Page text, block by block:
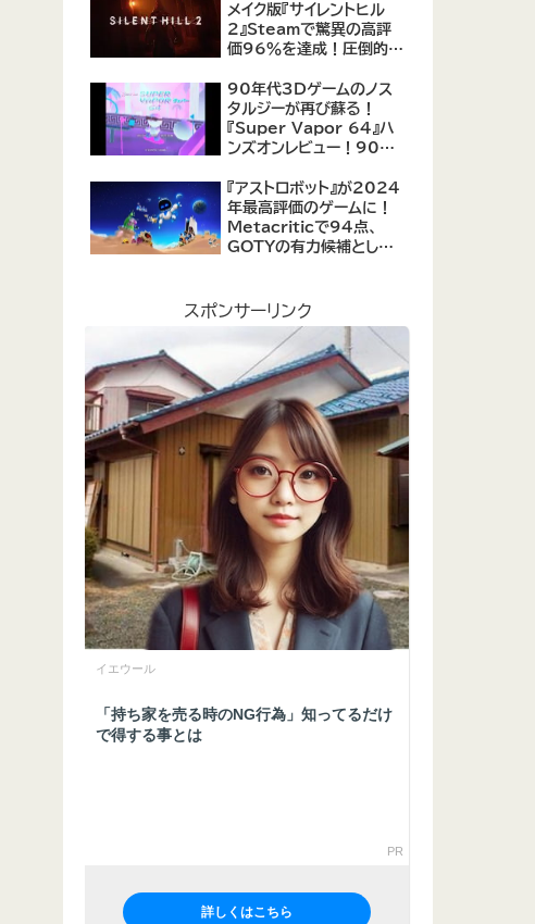
評、戦闘システムは賛否あ
り
メイク版『サイレントヒル
2』Steamで驚異の高評
価96％を達成！圧倒的な
の復活
90年代3Dゲームのノス
タルジーが再び蘇る！
『Super Vapor 64』ハ
ンズオンレビュー！90年
再現したノスタルジックア
クション
『アストロボット』が2024
年最高評価のゲームに！
Metacriticで94点、
GOTYの有力候補として
スポンサーリンク